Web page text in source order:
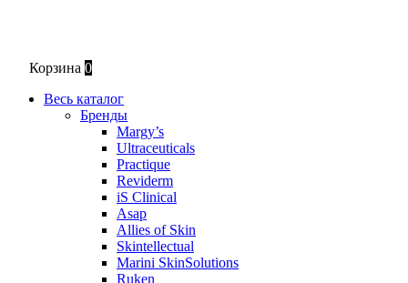
Корзина 0
Весь каталог
Бренды
Margy’s
Ultraceuticals
Practique
Reviderm
iS Clinical
Asap
Allies of Skin
Skintellectual
Marini SkinSolutions
Ruken